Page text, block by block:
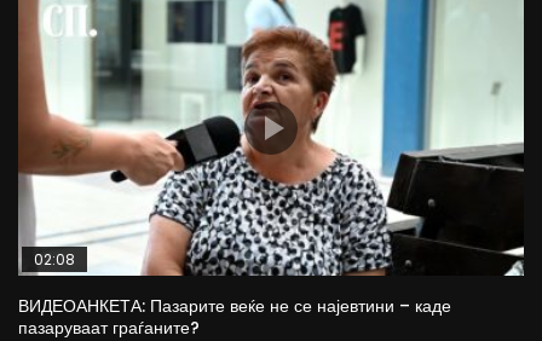
02:08
ВИДЕОАНКЕТА: Пазарите веќе не се најевтини – каде
пазаруваат граѓаните?